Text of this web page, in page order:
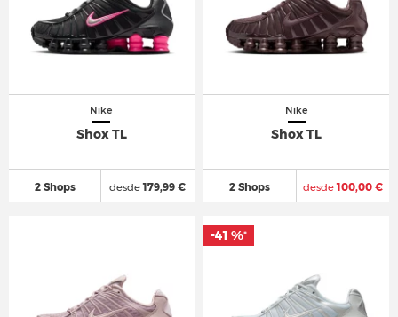
Nike
Shox TL
2 Shops desde179,99 €
Nike
Shox TL
2 Shops desde100,00 €
-41 %*
-41 %*